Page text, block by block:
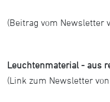
(Beitrag vom Newsletter
Leuchtenmaterial - aus
(Link zum Newsletter